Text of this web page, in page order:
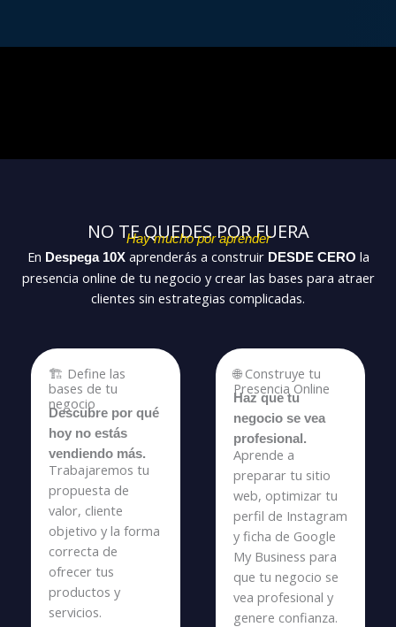
NO TE QUEDES POR FUERA
Hay mucho por aprender
En Despega 10Xaprenderás a construir DESDE CERO la
presencia online de tu negocio y crear las bases para atraer
clientes sin estrategias complicadas.
🏗️ Define las
bases de tu
negocio
Descubre por qué
hoy no estás
vendiendo más.
Trabajaremos tu
propuesta de
valor, cliente
objetivo y la forma
correcta de
ofrecer tus
productos y
servicios.
🌐 Construye tu
Presencia Online
Haz que tu
negocio se vea
profesional.
Aprende a
preparar tu sitio
web, optimizar tu
perfil de Instagram
y ficha de Google
My Business para
que tu negocio se
vea profesional y
genere confianza.